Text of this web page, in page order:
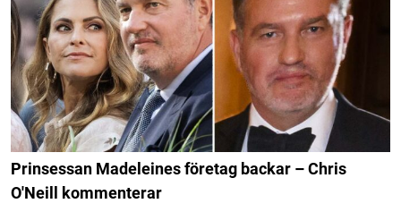
Prinsessan Madeleines företag backar – Chris
O'Neill kommenterar